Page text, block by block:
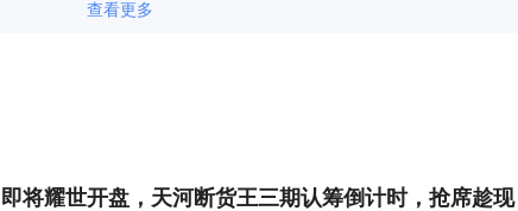
查看更多
即将耀世开盘，天河断货王三期认筹倒计时，抢席趁现